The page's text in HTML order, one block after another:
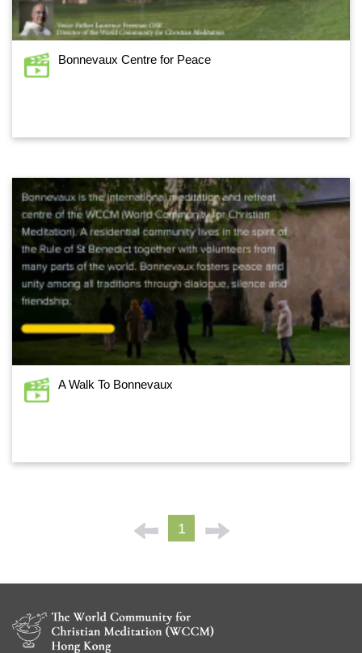
Bonnevaux Centre for Peace
A Walk To Bonnevaux
1